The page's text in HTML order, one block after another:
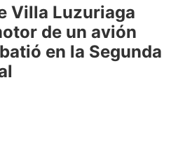
Villa Luzuriaga
de un avión
en la Segunda